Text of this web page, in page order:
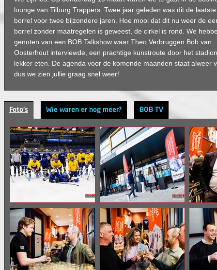
lounge van Tilburg Trappers. Twee jaar geleden was dit de laatste
borrel voor twee bijzondere jaren. Hoe mooi dat dit nu weer de
borrel zonder maatregelen is geweest, de cirkel is rond. We
genoten van een BOB Talkshow waar Theo Verbruggen Bob van
Oosterhout interviewde, een prachtige kunstroute door het
lekker eten. De agenda voor de komende maanden staat alweer
dus we zien jullie graag snel weer!
Foto's Wie waren er nog meer? BOB TV